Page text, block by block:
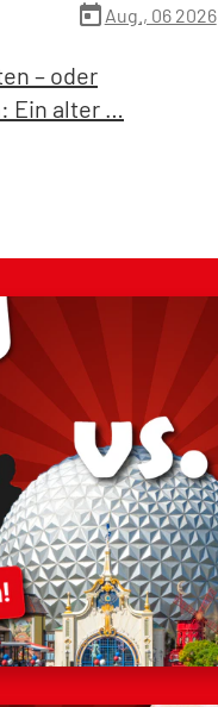
today Aug., 06 2026
– oder
Ein alter …